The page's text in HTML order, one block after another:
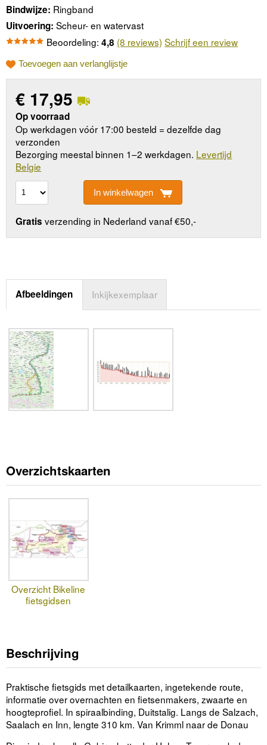
Bindwijze: Ringband
Uitvoering: Scheur- en watervast
Beoordeling: 4,8 (8 reviews) Schrijf een review
Toevoegen aan verlanglijstje
€ 17,95
Op voorraad
Op werkdagen vóór 17:00 besteld = dezelfde dag
verzonden
Bezorging meestal binnen 1–2 werkdagen. Levertijd
Belgie
In winkelwagen
Gratis verzending in Nederland vanaf €50,-
Afbeeldingen Inkijkexemplaar
Overzichtskaarten
Overzicht Bikeline
fietsgidsen
Beschrijving
Praktische fietsgids met detailkaarten, ingetekende route,
informatie over overnachten en fietsenmakers, zwaarte en
hoogteprofiel. In spiraalbinding, Duitstalig. Langs de Salzach,
Saalach en Inn, lengte 310 km. Van Krimml naar de Donau